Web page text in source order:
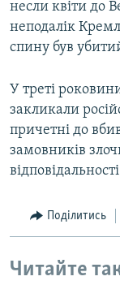
несли квіти до
неподалік
спину був
У треті
закликали
причетні до
замовників
Поділитись
Читайте